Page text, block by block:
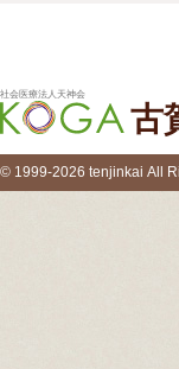
社会医療法人天神会
古
© 1999-2026 tenjinkai All